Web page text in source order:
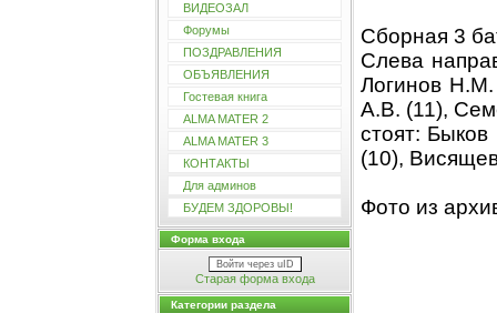
ВИДЕОЗАЛ
Форумы
ПОЗДРАВЛЕНИЯ
ОБЪЯВЛЕНИЯ
Гостевая книга
ALMA MATER 2
ALMA MATER 3
КОНТАКТЫ
Для админов
БУДЕМ ЗДОРОВЫ!
Форма входа
Войти через uID
Старая форма входа
Категории раздела
Сборная 3
Слева
Логинов Н.М.
А.В. (11),
стоят:
(10),
Фото из